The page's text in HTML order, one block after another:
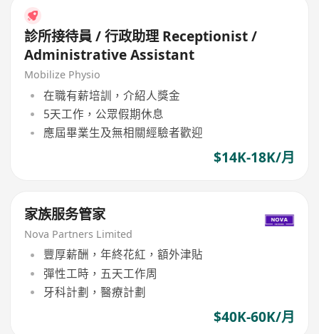
診所接待員 / 行政助理 Receptionist /
Administrative Assistant
Mobilize Physio
在職有薪培訓，介紹人獎金
5天工作，公眾假期休息
應屆畢業生及無相關經驗者歡迎
$14K-18K/月
家族服务管家
Nova Partners Limited
豐厚薪酬，年終花紅，額外津貼
彈性工時，五天工作周
牙科計劃，醫療計劃
$40K-60K/月